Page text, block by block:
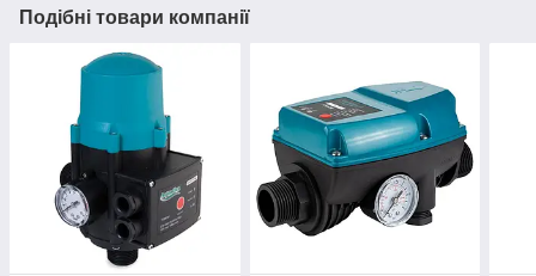
Подібні товари компанії